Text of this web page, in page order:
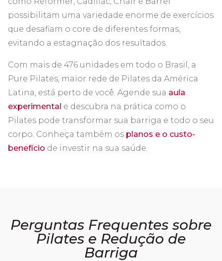
possibilitam uma variedade enorme de exercícios
que desafiam o core de diferentes formas,
evitando a estagnação dos resultados.
Com mais de 476 unidades em todo o Brasil, a
Pure Pilates, maior rede de Pilates da América
Latina, está perto de você. Agende sua aula
experimental e descubra na prática como o
Pilates pode transformar sua barriga e todo o seu
corpo. Conheça também os planos e o custo-
benefício de investir na sua saúde.
Perguntas Frequentes sobre
Pilates e Redução de
Barriga